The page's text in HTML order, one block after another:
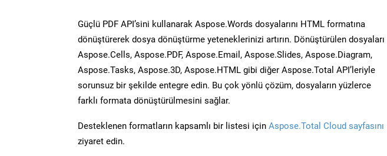
Güçlü PDF API’sini kullanarak Aspose.Words dosyalarını HTML formatına
dönüştürerek dosya dönüştürme yeteneklerinizi artırın. Dönüştürülen dosyaları
Aspose.Cells, Aspose.PDF, Aspose.Email, Aspose.Slides, Aspose.Diagram,
Aspose.Tasks, Aspose.3D, Aspose.HTML gibi diğer Aspose.Total API’leriyle
sorunsuz bir şekilde entegre edin. Bu çok yönlü çözüm, dosyaların yüzlerce
farklı formata dönüştürülmesini sağlar.
Desteklenen formatların kapsamlı bir listesi için Aspose.Total Cloud sayfasını
ziyaret edin.